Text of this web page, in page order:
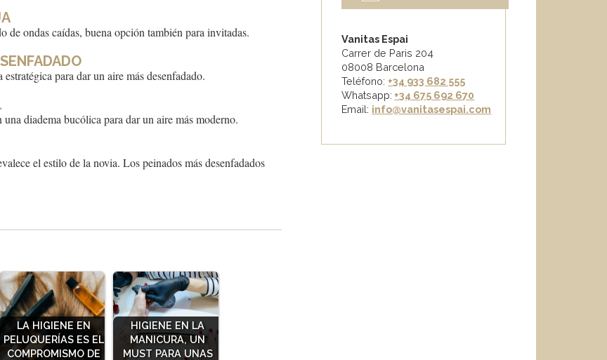
de ondas caídas, buena opción también para invitadas.
para dar un aire más desenfadado.
diadema bucólica para dar un aire más moderno.
el estilo de la novia. Los peinados más desenfadados
LA HIGIENE EN
PELUQUERÍAS ES EL
COMPROMISMO DE
HIGIENE EN LA
MANICURA, UN
MUST PARA UNAS
Vanitas Espai
Carrer de Paris 204
08008 Barcelona
Teléfono: +34 933 682 555
Whatsapp: +34 675 692 670
Email: info@vanitasespai.com